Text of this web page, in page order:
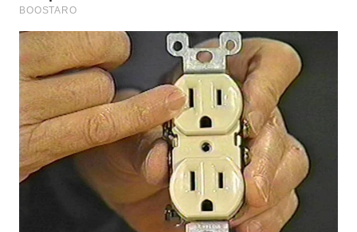
SUMEDANG
WN
CIANJUR
WN
KEPULAUAN
SERIBU